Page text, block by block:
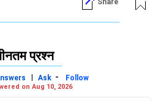
Share
प्रश्न
| Ask -
Follow
on Aug 10, 2026